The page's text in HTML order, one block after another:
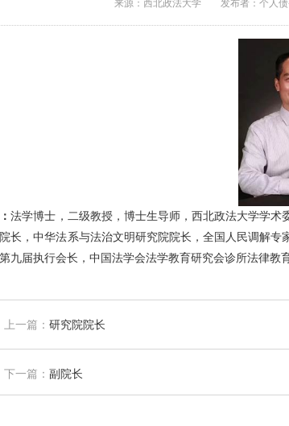
来源：西北政法大学 发布者：个人
法学博士，二级教授，博士生导师，西北政法大学学
长，中华法系与法治文明研究院院长，全国人民调解
九届执行会长，中国法学会法学教育研究会诊所法律教
上一篇： 研究院院长
下一篇： 副院长